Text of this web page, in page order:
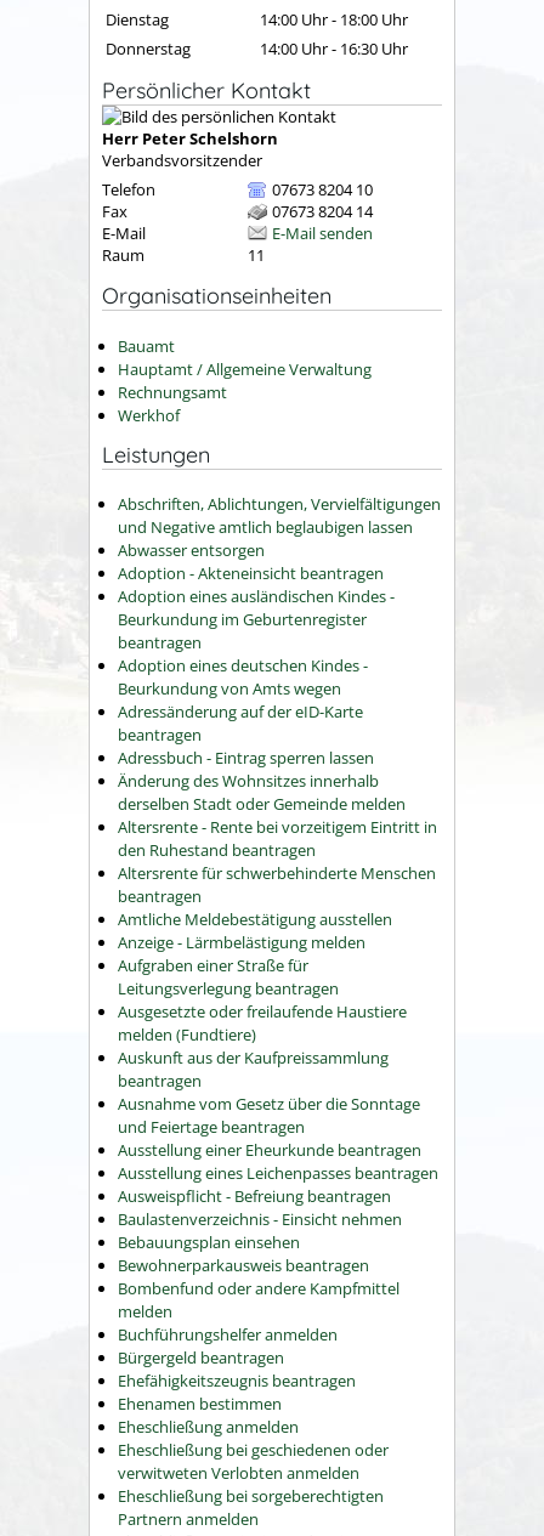
Dienstag
14:00 Uhr- 18:00 Uhr
Donnerstag
14:00 Uhr- 16:30 Uhr
Persönlicher Kontakt
Herr PeterSchelshorn
Verbandsvorsitzender
Telefon
07673 8204 10
Fax
07673 8204 14
E-Mail
E-Mail senden
Raum
11
Organisationseinheiten
Bauamt
Hauptamt / Allgemeine Verwaltung
Rechnungsamt
Werkhof
Leistungen
Abschriften, Ablichtungen, Vervielfältigungen
und Negative amtlich beglaubigen lassen
Abwasser entsorgen
Adoption - Akteneinsicht beantragen
Adoption eines ausländischen Kindes -
Beurkundung im Geburtenregister
beantragen
Adoption eines deutschen Kindes -
Beurkundung von Amts wegen
Adressänderung auf der eID-Karte
beantragen
Adressbuch - Eintrag sperren lassen
Änderung des Wohnsitzes innerhalb
derselben Stadt oder Gemeinde melden
Altersrente - Rente bei vorzeitigem Eintritt in
den Ruhestand beantragen
Altersrente für schwerbehinderte Menschen
beantragen
Amtliche Meldebestätigung ausstellen
Anzeige - Lärmbelästigung melden
Aufgraben einer Straße für
Leitungsverlegung beantragen
Ausgesetzte oder freilaufende Haustiere
melden (Fundtiere)
Auskunft aus der Kaufpreissammlung
beantragen
Ausnahme vom Gesetz über die Sonntage
und Feiertage beantragen
Ausstellung einer Eheurkunde beantragen
Ausstellung eines Leichenpasses beantragen
Ausweispflicht - Befreiung beantragen
Baulastenverzeichnis - Einsicht nehmen
Bebauungsplan einsehen
Bewohnerparkausweis beantragen
Bombenfund oder andere Kampfmittel
melden
Buchführungshelfer anmelden
Bürgergeld beantragen
Ehefähigkeitszeugnis beantragen
Ehenamen bestimmen
Eheschließung anmelden
Eheschließung bei geschiedenen oder
verwitweten Verlobten anmelden
Eheschließung bei sorgeberechtigten
Partnern anmelden